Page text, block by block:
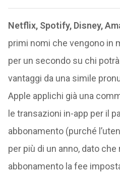
Netflix, Spotify, Disney,
primi nomi che vengono in
per un secondo su chi
vantaggi da una simile
Apple applichi già una
le transazioni in-app per il
abbonamento (purché
per più di un anno, dato
abbonamento la fee